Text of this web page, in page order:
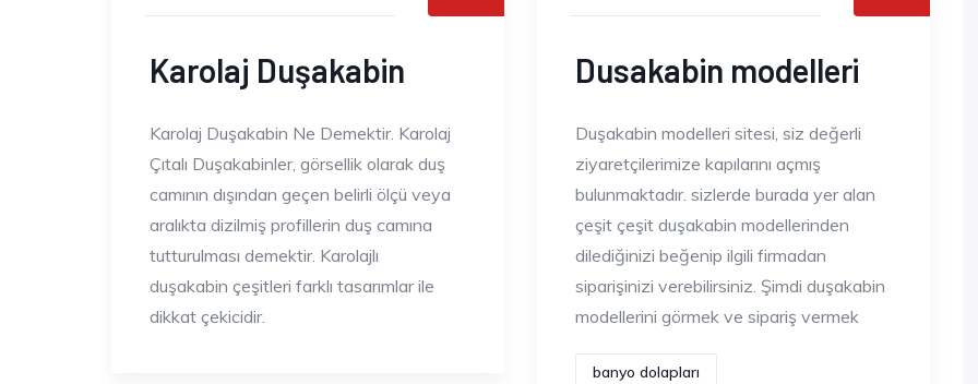
Karolaj Duşakabin
Karolaj Duşakabin Ne Demektir. Karolaj
Çıtalı Duşakabinler, görsellik olarak duş
camının dışından geçen belirli ölçü veya
aralıkta dizilmiş profillerin duş camına
tutturulması demektir. Karolajlı
duşakabin çeşitleri farklı tasarımlar ile
dikkat çekicidir.
Dusakabin modelleri
Duşakabin modelleri sitesi, siz değerli
ziyaretçilerimize kapılarını açmış
bulunmaktadır. sizlerde burada yer alan
çeşit çeşit duşakabin modellerinden
dilediğinizi beğenip ilgili firmadan
siparişinizi verebilirsiniz. Şimdi duşakabin
modellerini görmek ve sipariş vermek
banyo dolapları